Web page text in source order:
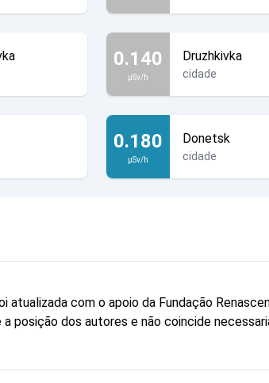
0.140
µSv/h
Druzhkivka
cidade
0.180
µSv/h
Donetsk
cidade
atualizada com o apoio da Fundação
posição dos autores e não coincide